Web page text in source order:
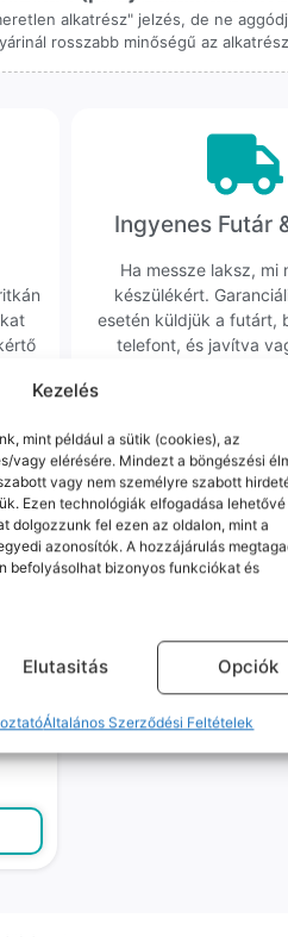
Kezelés
mint például a sütik (cookies), az
vagy elérésére. Mindezt a böngészési
vagy nem személyre szabott
Ezen technológiák elfogadása
dolgozzunk fel ezen az oldalon, mint a
azonosítók. A hozzájárulás
befolyásolhat bizonyos funkciókat és
Elutasitás Opciók
Általános Szerződési Feltételek
alkatrész" jelzés, de ne
rosszabb minőségű az
Ingyenes Futár
Ha messze laksz, mi
készülékért.
esetén küldjük a futárt,
telefont, és javítva
küldjük vissza –
is megnézték
Realme GT2 (Kiváló
54 990 Ft49 990Ft